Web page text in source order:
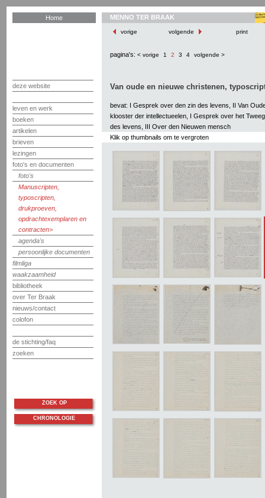
Home
deze website
leven en werk
boeken
artikelen
brieven
lezingen
foto's en documenten
foto's
Manuscripten,
typoscripten,
drukproeven,
opdrachtexemplaren en
contracten
agenda's
persoonlijke documenten
filmliga
waakzaamheid
bibliotheek
over Ter Braak
nieuws/contact
colofon
de stichting/faq
zoeken
MENNO TER BRAAK
vorige volgende print
pagina's: < vorige 1 2 3 4 volgende >
Van oude en nieuwe christenen,
bevat: I Gesprek over den zin des levens, II Van
klooster der intellectueelen, I Gesprek over het
des levens, III Over den Nieuwen mensch
Klik op thumbnails om te vergroten
ZOEK OP
CHRONOLOGIE